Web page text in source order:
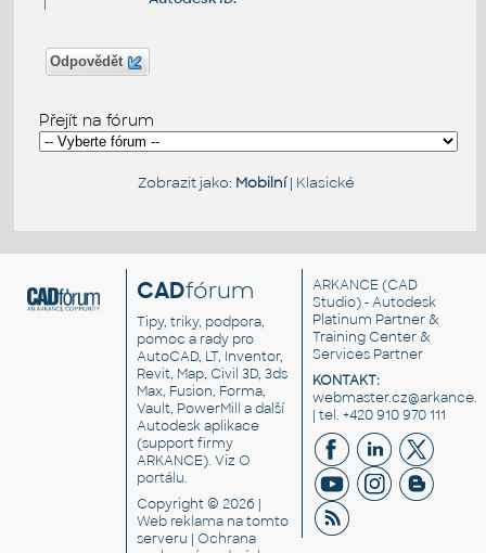
Odpovědět
Přejít na fórum
Zobrazit jako: Mobilní| Klasické
CADfórum
Tipy, triky, podpora,
pomoc a rady pro
AutoCAD, LT, Inventor,
Revit, Map, Civil 3D, 3ds
Max, Fusion, Forma,
Vault, PowerMill a další
Autodesk aplikace
(support firmy
ARKANCE). VizO
portálu.
Copyright © 2026 |
Web reklama na tomto
serveru |Ochrana
ARKANCE (CAD
Studio) - Autodesk
Platinum Partner &
Training Center &
Services Partner
KONTAKT:
| tel. +420 910 970 111